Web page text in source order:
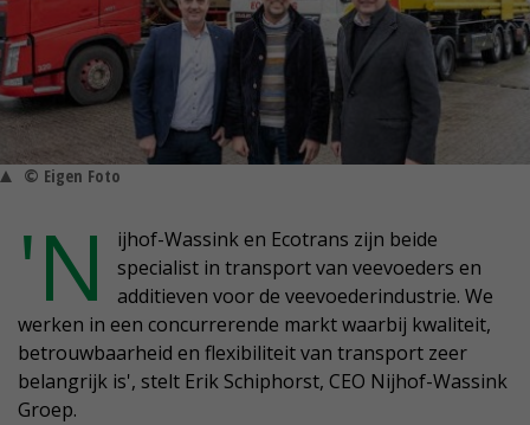
© Eigen Foto
'N
ijhof-Wassink en Ecotrans zijn beide
specialist in transport van veevoeders en
additieven voor de veevoederindustrie. We
werken in een concurrerende markt waarbij kwaliteit,
betrouwbaarheid en flexibiliteit van transport zeer
belangrijk is', stelt Erik Schiphorst, CEO Nijhof-Wassink
Groep.